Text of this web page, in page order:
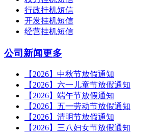
行政挂机短信
开发挂机短信
经营挂机短信
公司新闻更多
【2026】中秋节放假通知
【2026】六一儿童节放假通知
【2026】端午节放假通知
【2026】五一劳动节放假通知
【2026】清明节放假通知
【2026】三八妇女节放假通知